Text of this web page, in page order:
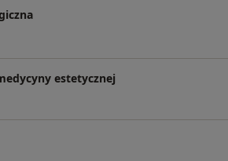
estetycznej